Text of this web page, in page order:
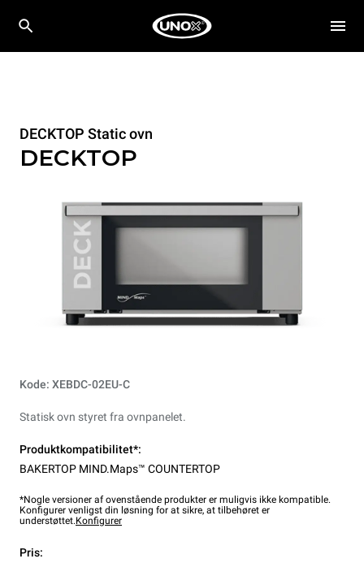
DECKTOP Static ovn
DECKTOP
Kode: XEBDC-02EU-C
Statisk ovn styret fra ovnpanelet.
Produktkompatibilitet*:
BAKERTOP MIND.Maps™ COUNTERTOP
*Nogle versioner af ovenstående produkter er muligvis ikke kompatible.
Konfigurer venligst din løsning for at sikre, at tilbehøret er
understøttet.Konfigurer
Pris: